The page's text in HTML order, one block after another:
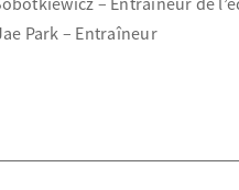
Park – Entraîneur